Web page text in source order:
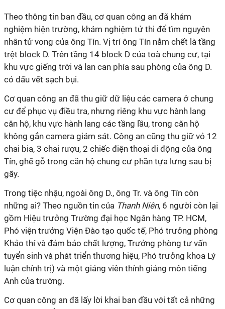
Theo thông tin ban đầu, cơ quan công an đã khám
nghiệm hiện trường, khám nghiệm tử thi để tìm nguyên
nhân tử vong của ông Tín. Vị trí ông Tín nằm chết là tầng
trệt block D. Trên tầng 14 block D của toà chung cư, tại
khu vực giếng trời và lan can phía sau phòng của ông D.
có dấu vết sạch bụi.
Cơ quan công an đã thu giữ dữ liệu các camera ở chung
cư để phục vụ điều tra, nhưng riêng khu vực hành lang
căn hộ, khu vực hành lang các tầng lầu, trong căn hộ
không gắn camera giám sát. Công an cũng thu giữ vỏ 12
chai bia, 3 chai rượu, 2 chiếc điện thoại di động của ông
Tín, ghế gỗ trong căn hộ chung cư phần tựa lưng sau bị
gãy.
Trong tiệc nhậu, ngoài ông D., ông Tr. và ông Tín còn
những ai? Theo nguồn tin của Thanh Niên, 6 người còn lại
gồm Hiệu trưởng Trường đại học Ngân hàng TP. HCM,
Phó viện trưởng Viện Đào tạo quốc tế, Phó trưởng phòng
Khảo thí và đảm bảo chất lượng, Trưởng phòng tư vấn
tuyển sinh và phát triển thương hiệu, Phó trưởng khoa Lý
luận chính trị) và một giảng viên thỉnh giảng môn tiếng
Anh của trường.
Cơ quan công an đã lấy lời khai ban đầu với tất cả những